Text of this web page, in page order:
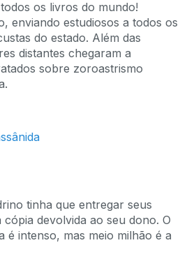
os livros do mundo!
enviando estudiosos a todos os
do estado. Além das
distantes chegaram a
sobre zoroastrismo
tinha que entregar seus
devolvida ao seu dono. O
é intenso, mas meio milhão é a